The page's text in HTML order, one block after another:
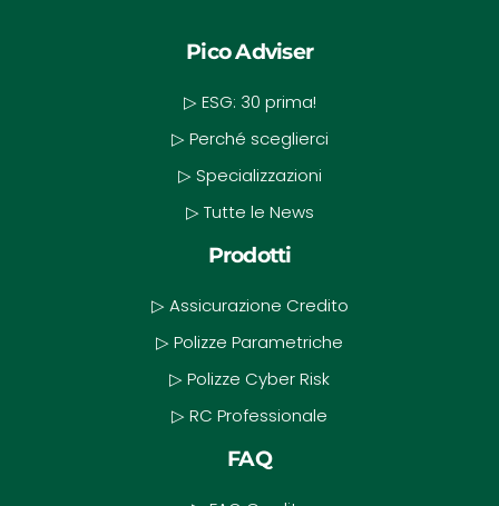
Pico Adviser
▷ ESG: 30 prima!
▷ Perché sceglierci
▷ Specializzazioni
▷ Tutte le News
Prodotti
▷ Assicurazione Credito
▷ Polizze Parametriche
▷ Polizze Cyber Risk
▷ RC Professionale
FAQ